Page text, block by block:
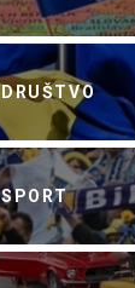
DRUŠTVO
SPORT